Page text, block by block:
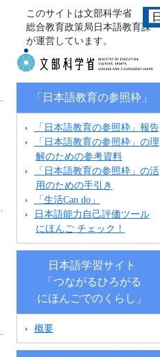
このサイトは文部科学省
総合教育政策局日本語教育課
が運営しています。
「日本語教育の参照枠」
「日本語教育の参照枠」報告
「日本語教育の参照枠」の理
解のための参考資料
「日本語教育の参照枠」の活
用のための手引き
「生活Can do」
日本語能力自己評価ツール
にほんご チェック！
日本語学習サイト
「つながるひろがる
にほんごでのくらし」
概要